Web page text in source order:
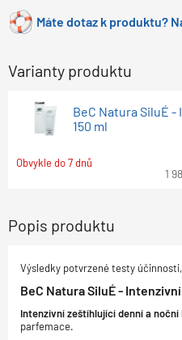
Máte dotaz k produktu?
Varianty produktu
BeC Natura SiluÉ
150 ml
Obvykle do 7 dnů
1
Popis produktu
Výsledky potvrzené testy
BeC Natura SiluÉ -
Intenzivní zeštíhlující denní a noční
parfemace.